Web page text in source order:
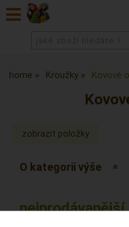
home Kroužky Kovové
O kategorii výše